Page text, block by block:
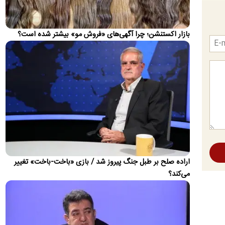
واکنشی کنایه‌آمیز نشان داد.
عراقچی: توافق با عمان نزدیک است/ این تفاهم
به‌معنی بازگشایی تنگه هرمز نیست
وزیر امور خارجه گفت: مذاکرات با عمان در حال انجام است و خیلی
به توافق نزدیک هستیم، اما باز شدن تنگه هرمز تابع شرایط…
صدور ۱۰ فقره حکم قصاص برای کلثوم اکبری/ پرونده
در انتظار بررسی دیوان عالی کشور
سخنگوی قوه قضاییه از صدور ۱۰ فقره حکم قصاص نفس برای کلثوم
اکبری خبر داد و گفت: رأی صادرشده پس از طی مهلت اعتراض و…
حمله موشکی به کشتی اماراتی در تنگه هرمز
شرکت ادنوک امارات از حمله موشکی به یکی از شناورهای خود در
تنگه هرمز خبر داد.
علت افزایش مبلغ قبض آب در تابستان
روابط عمومی شرکت مهندسی آب و فاضلاب کشور علت افزایش رقم
قبض مشترکان را افزایش میزان مصرف، قرار گرفتن در پله‌های
بازار اکستنشن؛ چرا آگهی‌های «فروش مو» بیشتر شده است؟
اراده صلح بر طبل جنگ پیروز شد / بازی «باخت-باخت» تغییر
می‌کند؟